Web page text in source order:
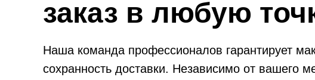
заказ в любую
Наша команда профессионалов гарантирует
сохранность доставки. Независимо от вашего